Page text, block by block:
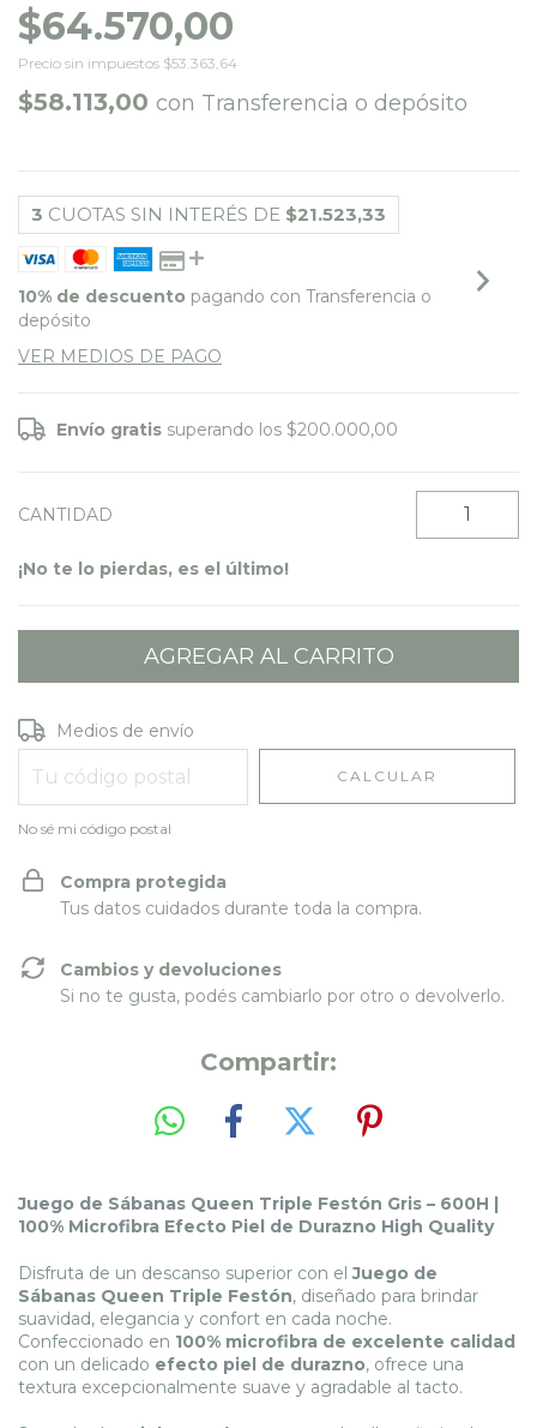
$64.570,00
Precio sin impuestos $53.363,64
$58.113,00 con Transferencia o depósito
3 CUOTAS SIN INTERÉS DE $21.523,33
10% de descuento pagando con Transferencia o
depósito
VER MEDIOS DE PAGO
Envío gratis superando los $200.000,00
CANTIDAD
¡No te lo pierdas, es el último!
Entregas para el CP:
Medios de envío
CALCULAR
No sé mi código postal
Compra protegida
Tus datos cuidados durante toda la compra.
Cambios y devoluciones
Si no te gusta, podés cambiarlo por otro o devolverlo.
Compartir:
Juego de Sábanas Queen Triple Festón Gris – 600H |
100% Microfibra Efecto Piel de Durazno High Quality
Disfruta de un descanso superior con elJuego de
Sábanas Queen Triple Festón, diseñado para brindar
suavidad, elegancia y confort en cada noche.
Confeccionado en 100% microfibra de excelente calidad
con un delicado efecto piel de durazno, ofrece una
textura excepcionalmente suave y agradable al tacto.